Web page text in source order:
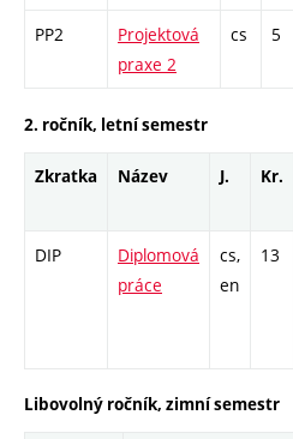
PP2
Projektová
praxe 2
cs 5
2. ročník, letní semestr
Zkratka Název J. Kr.
DIP
Diplomová
práce
cs,
en
13
Libovolný ročník, zimní semestr